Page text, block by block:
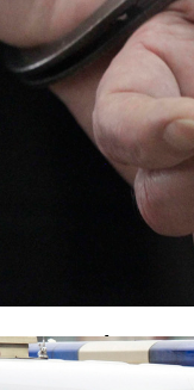
Mercedes,
маршруткой